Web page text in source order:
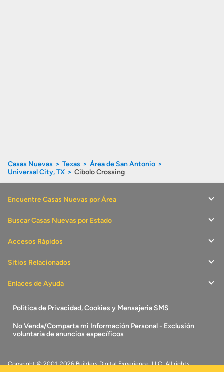
Casas Nuevas Texas
Área de San Antonio
Universal City, TX
Cibolo Crossing
Encuentre Casas Nuevas por Área
Buscar Casas Nuevas por Estado
Accesos Rápidos
Sitios Relacionados
Enlaces de Ayuda
Politica de Privacidad, Cookies y Mensajeria SMS
No Venda/Comparta mi Información Personal - Exclusión
voluntaria de anuncios específicos
Copyright © 2001-2026 Builders Digital Experience, LLC. All rights